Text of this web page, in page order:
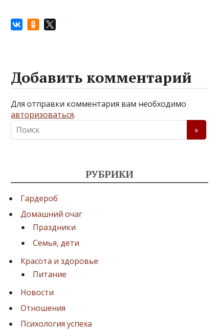
Добавить комментарий
Для отправки комментария вам необходимо
авторизоваться.
РУБРИКИ
Гардероб
Домашний очаг
Праздники
Семья, дети
Красота и здоровье
Питание
Новости
Отношения
Психология успеха